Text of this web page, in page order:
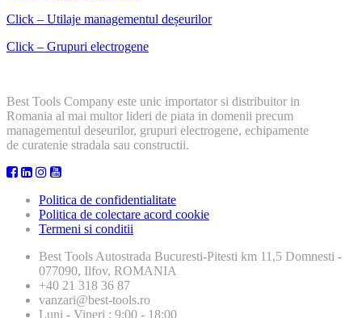
Click – Utilaje managementul deșeurilor
Click – Grupuri electrogene
Best Tools Company este unic importator si distribuitor in
Romania al mai multor lideri de piata in domenii precum
managementul deseurilor, grupuri electrogene, echipamente
de curatenie stradala sau constructii.
Politica de confidentialitate
Politica de colectare acord cookie
Termeni si conditii
Best Tools Autostrada Bucuresti-Pitesti km 11,5 Domnesti -
077090, Ilfov, ROMANIA
+40 21 318 36 87
vanzari@best-tools.ro
Luni - Vineri : 9:00 - 18:00